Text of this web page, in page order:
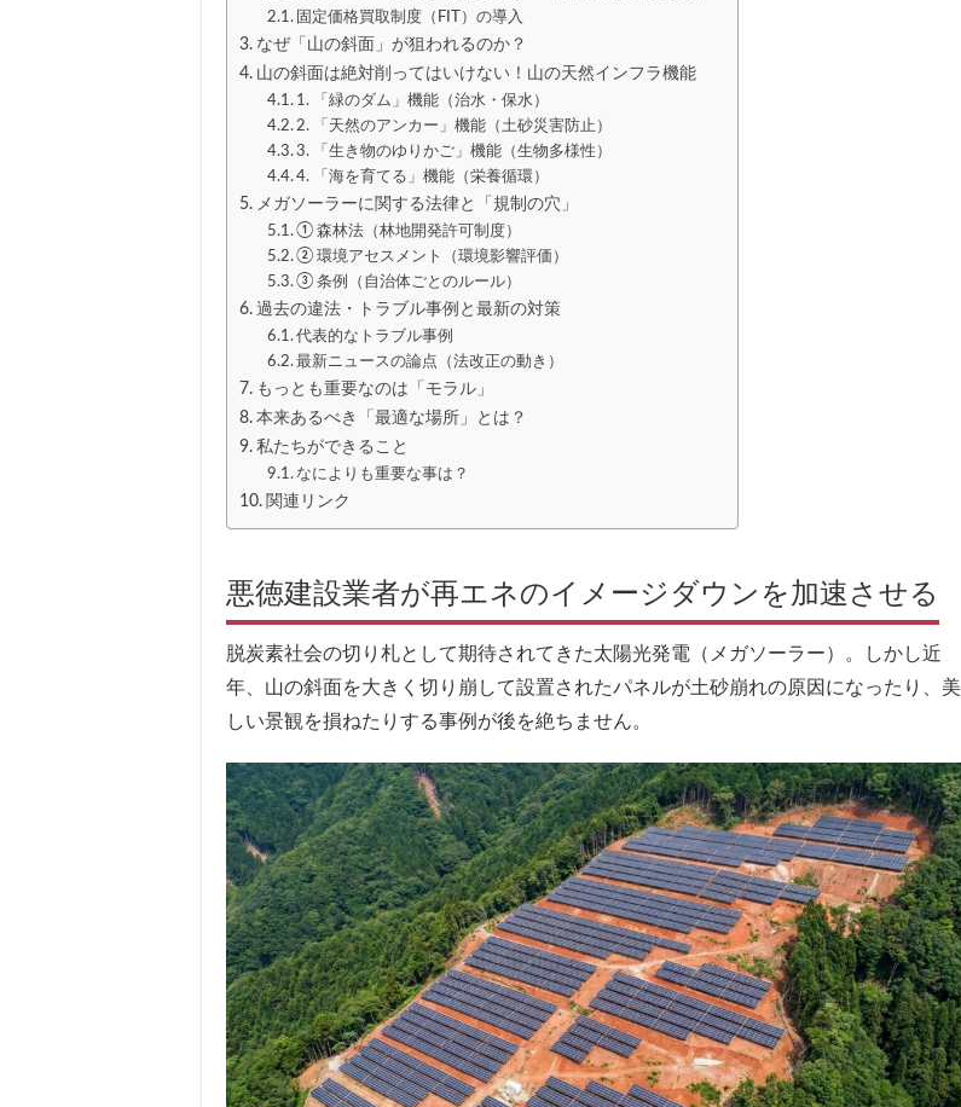
固定価格買取制度（FIT）の導入
なぜ「山の斜面」が狙われるのか？
山の斜面は絶対削ってはいけない！山の天然インフラ機能
1. 「緑のダム」機能（治水・保水）
2. 「天然のアンカー」機能（土砂災害防止）
3. 「生き物のゆりかご」機能（生物多様性）
4. 「海を育てる」機能（栄養循環）
メガソーラーに関する法律と「規制の穴」
① 森林法（林地開発許可制度）
② 環境アセスメント（環境影響評価）
③ 条例（自治体ごとのルール）
過去の違法・トラブル事例と最新の対策
代表的なトラブル事例
最新ニュースの論点（法改正の動き）
もっとも重要なのは「モラル」
本来あるべき「最適な場所」とは？
私たちができること
なによりも重要な事は？
関連リンク
悪徳建設業者が再エネのイメージダウンを加速させる
脱炭素社会の切り札として期待されてきた太陽光発電（メガソーラー）。しかし近
年、山の斜面を大きく切り崩して設置されたパネルが土砂崩れの原因になったり、美
しい景観を損ねたりする事例が後を絶ちません。